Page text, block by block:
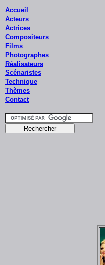
Accueil
Acteurs
Actrices
Compositeurs
Films
Photographes
Réalisateurs
Scénaristes
Technique
Thèmes
Contact